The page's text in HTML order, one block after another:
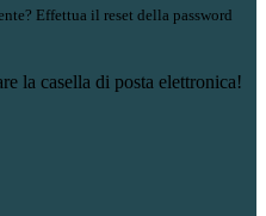
Effettua il reset della password
la casella di posta elettronica!